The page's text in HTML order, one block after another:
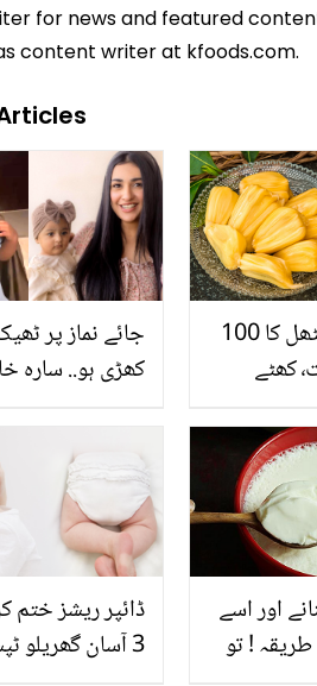
for news and featured
content writer at kfoods.com.
جائے نماز پر
کھڑی ہو.. سارہ
خوبصورت
پاکستان میں کٹھل کا 100
سال پرانا درخت٬ کھٹے
ڈائپر ریشز ختم
3 آسان گھریلو ٹپس
اور اسے
! تو